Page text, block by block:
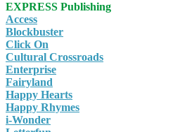
EXPRESS Publishing
Access
Blockbuster
Click On
Cultural Crossroads
Enterprise
Fairyland
Happy Hearts
Happy Rhymes
i-Wonder